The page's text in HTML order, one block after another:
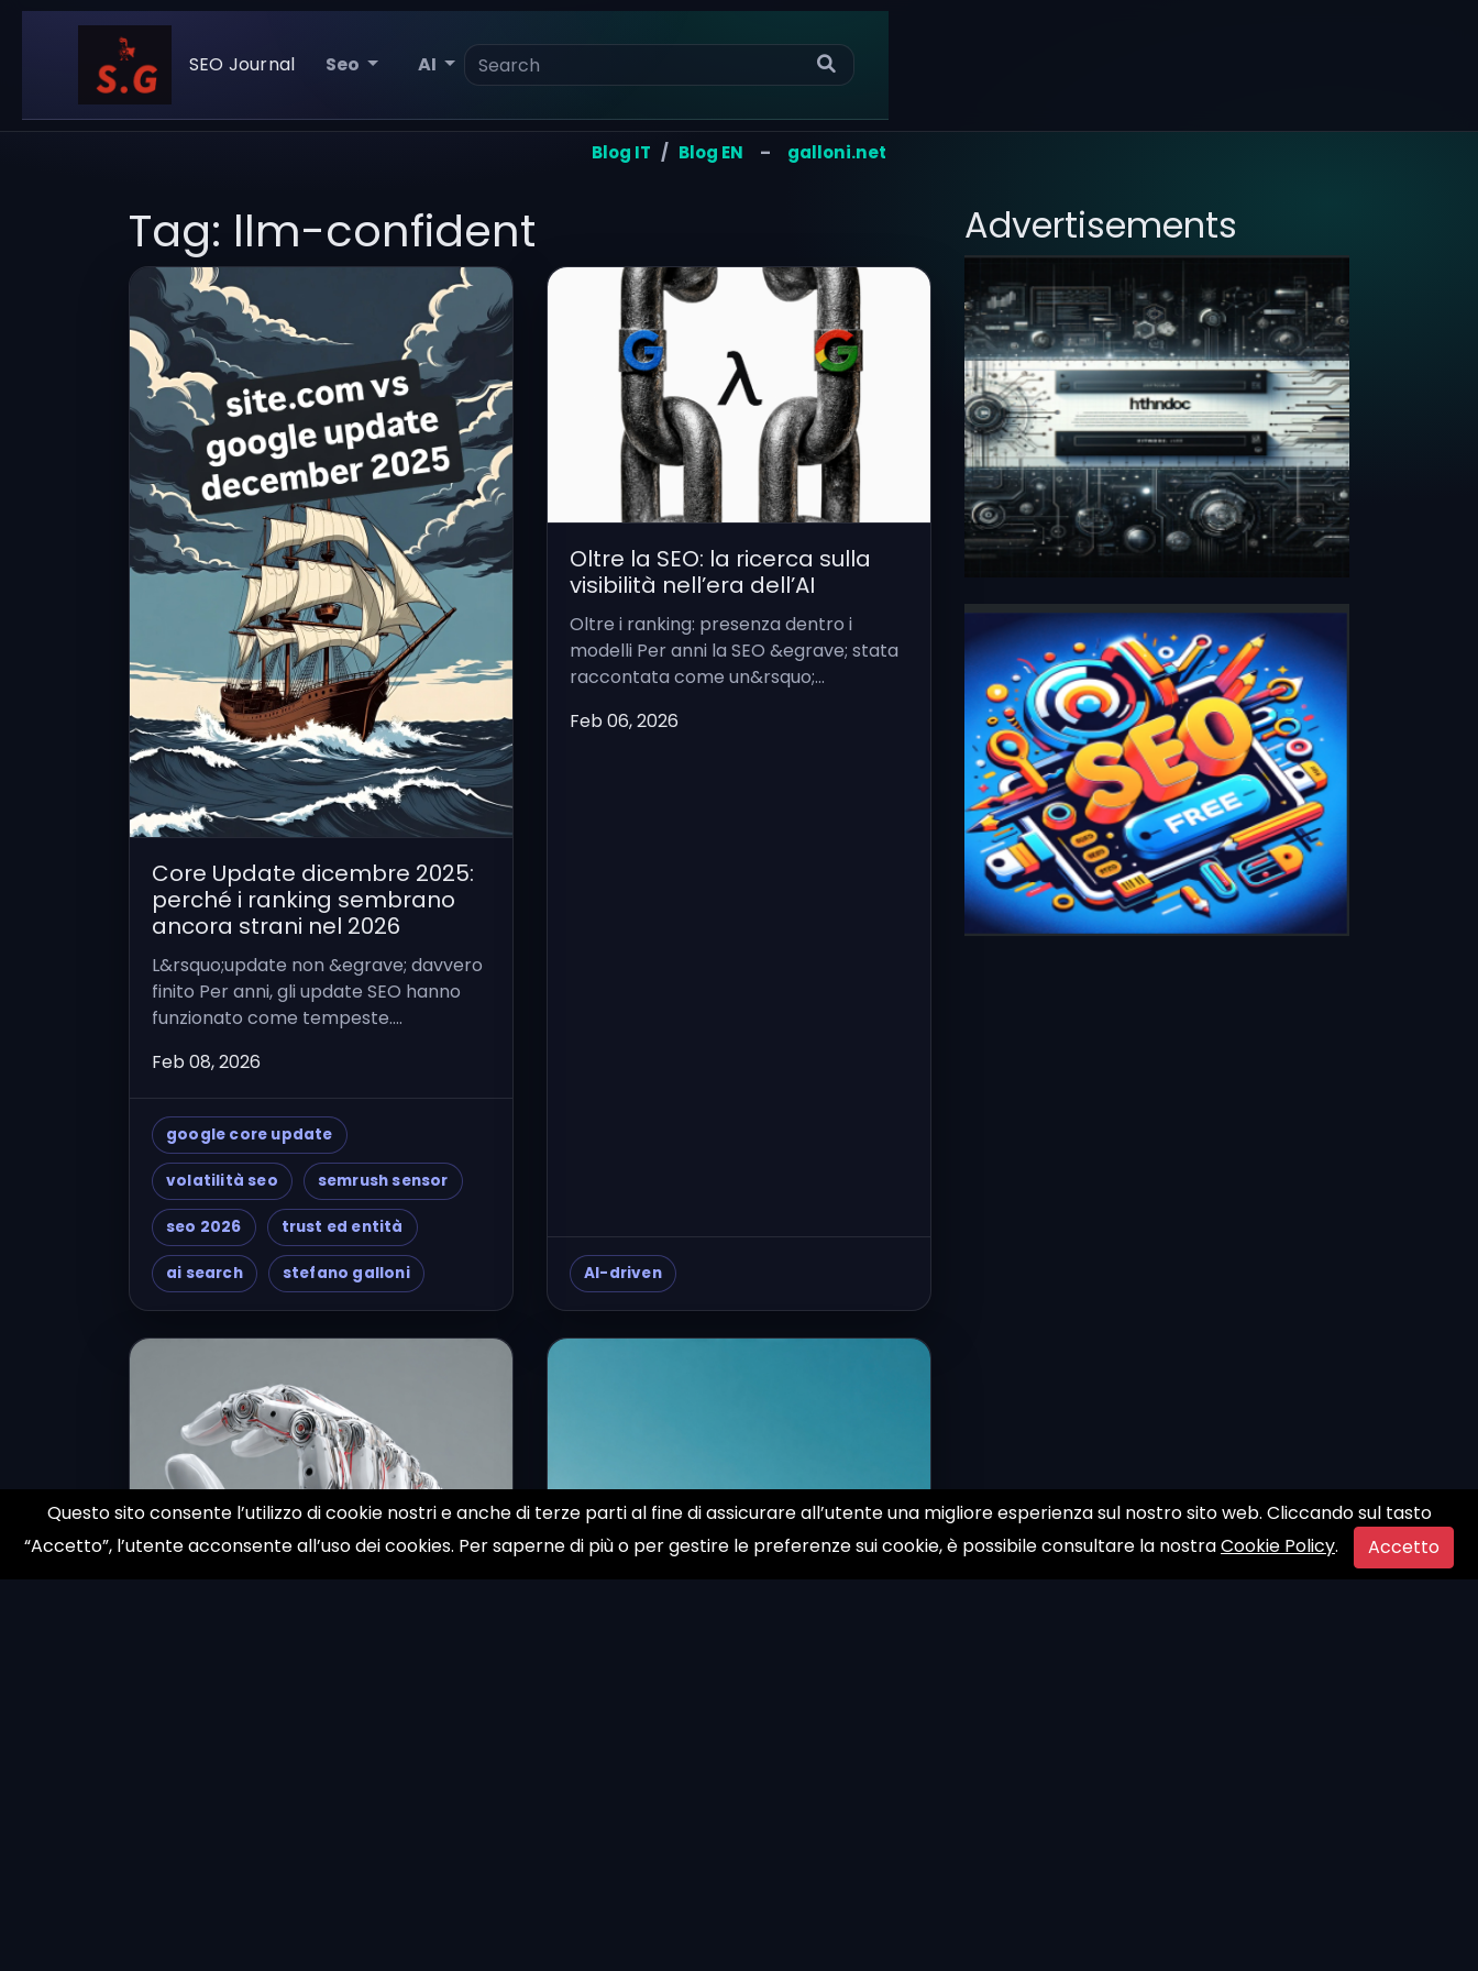
Questo sito consente l’utilizzo di cookie nostri e anche di terze parti al fine di assicurare all’utente una migliore esperienza sul nostro sito web. Cliccando sul tasto
“Accetto”, l’utente acconsente all’uso dei cookies. Per saperne di più o per gestire le preferenze sui cookie, è possibile consultare la nostraCookie Policy. Accetto
SEO Journal Seo AI
Blog IT / Blog EN – galloni.net
Tag: llm-confident
Core Update dicembre 2025:
perché i ranking sembrano
ancora strani nel 2026
L&rsquo;update non &egrave; davvero
finito Per anni, gli update SEO hanno
funzionato come tempeste....
Feb 08, 2026
google core update
volatilità seo semrush sensor
seo 2026 trust ed entità
ai search stefano galloni
Oltre la SEO: la ricerca sulla
visibilità nell’era dell’AI
Oltre i ranking: presenza dentro i
modelli Per anni la SEO &egrave; stata
raccontata come un&rsquo;...
Feb 06, 2026
AI-driven
Advertisements